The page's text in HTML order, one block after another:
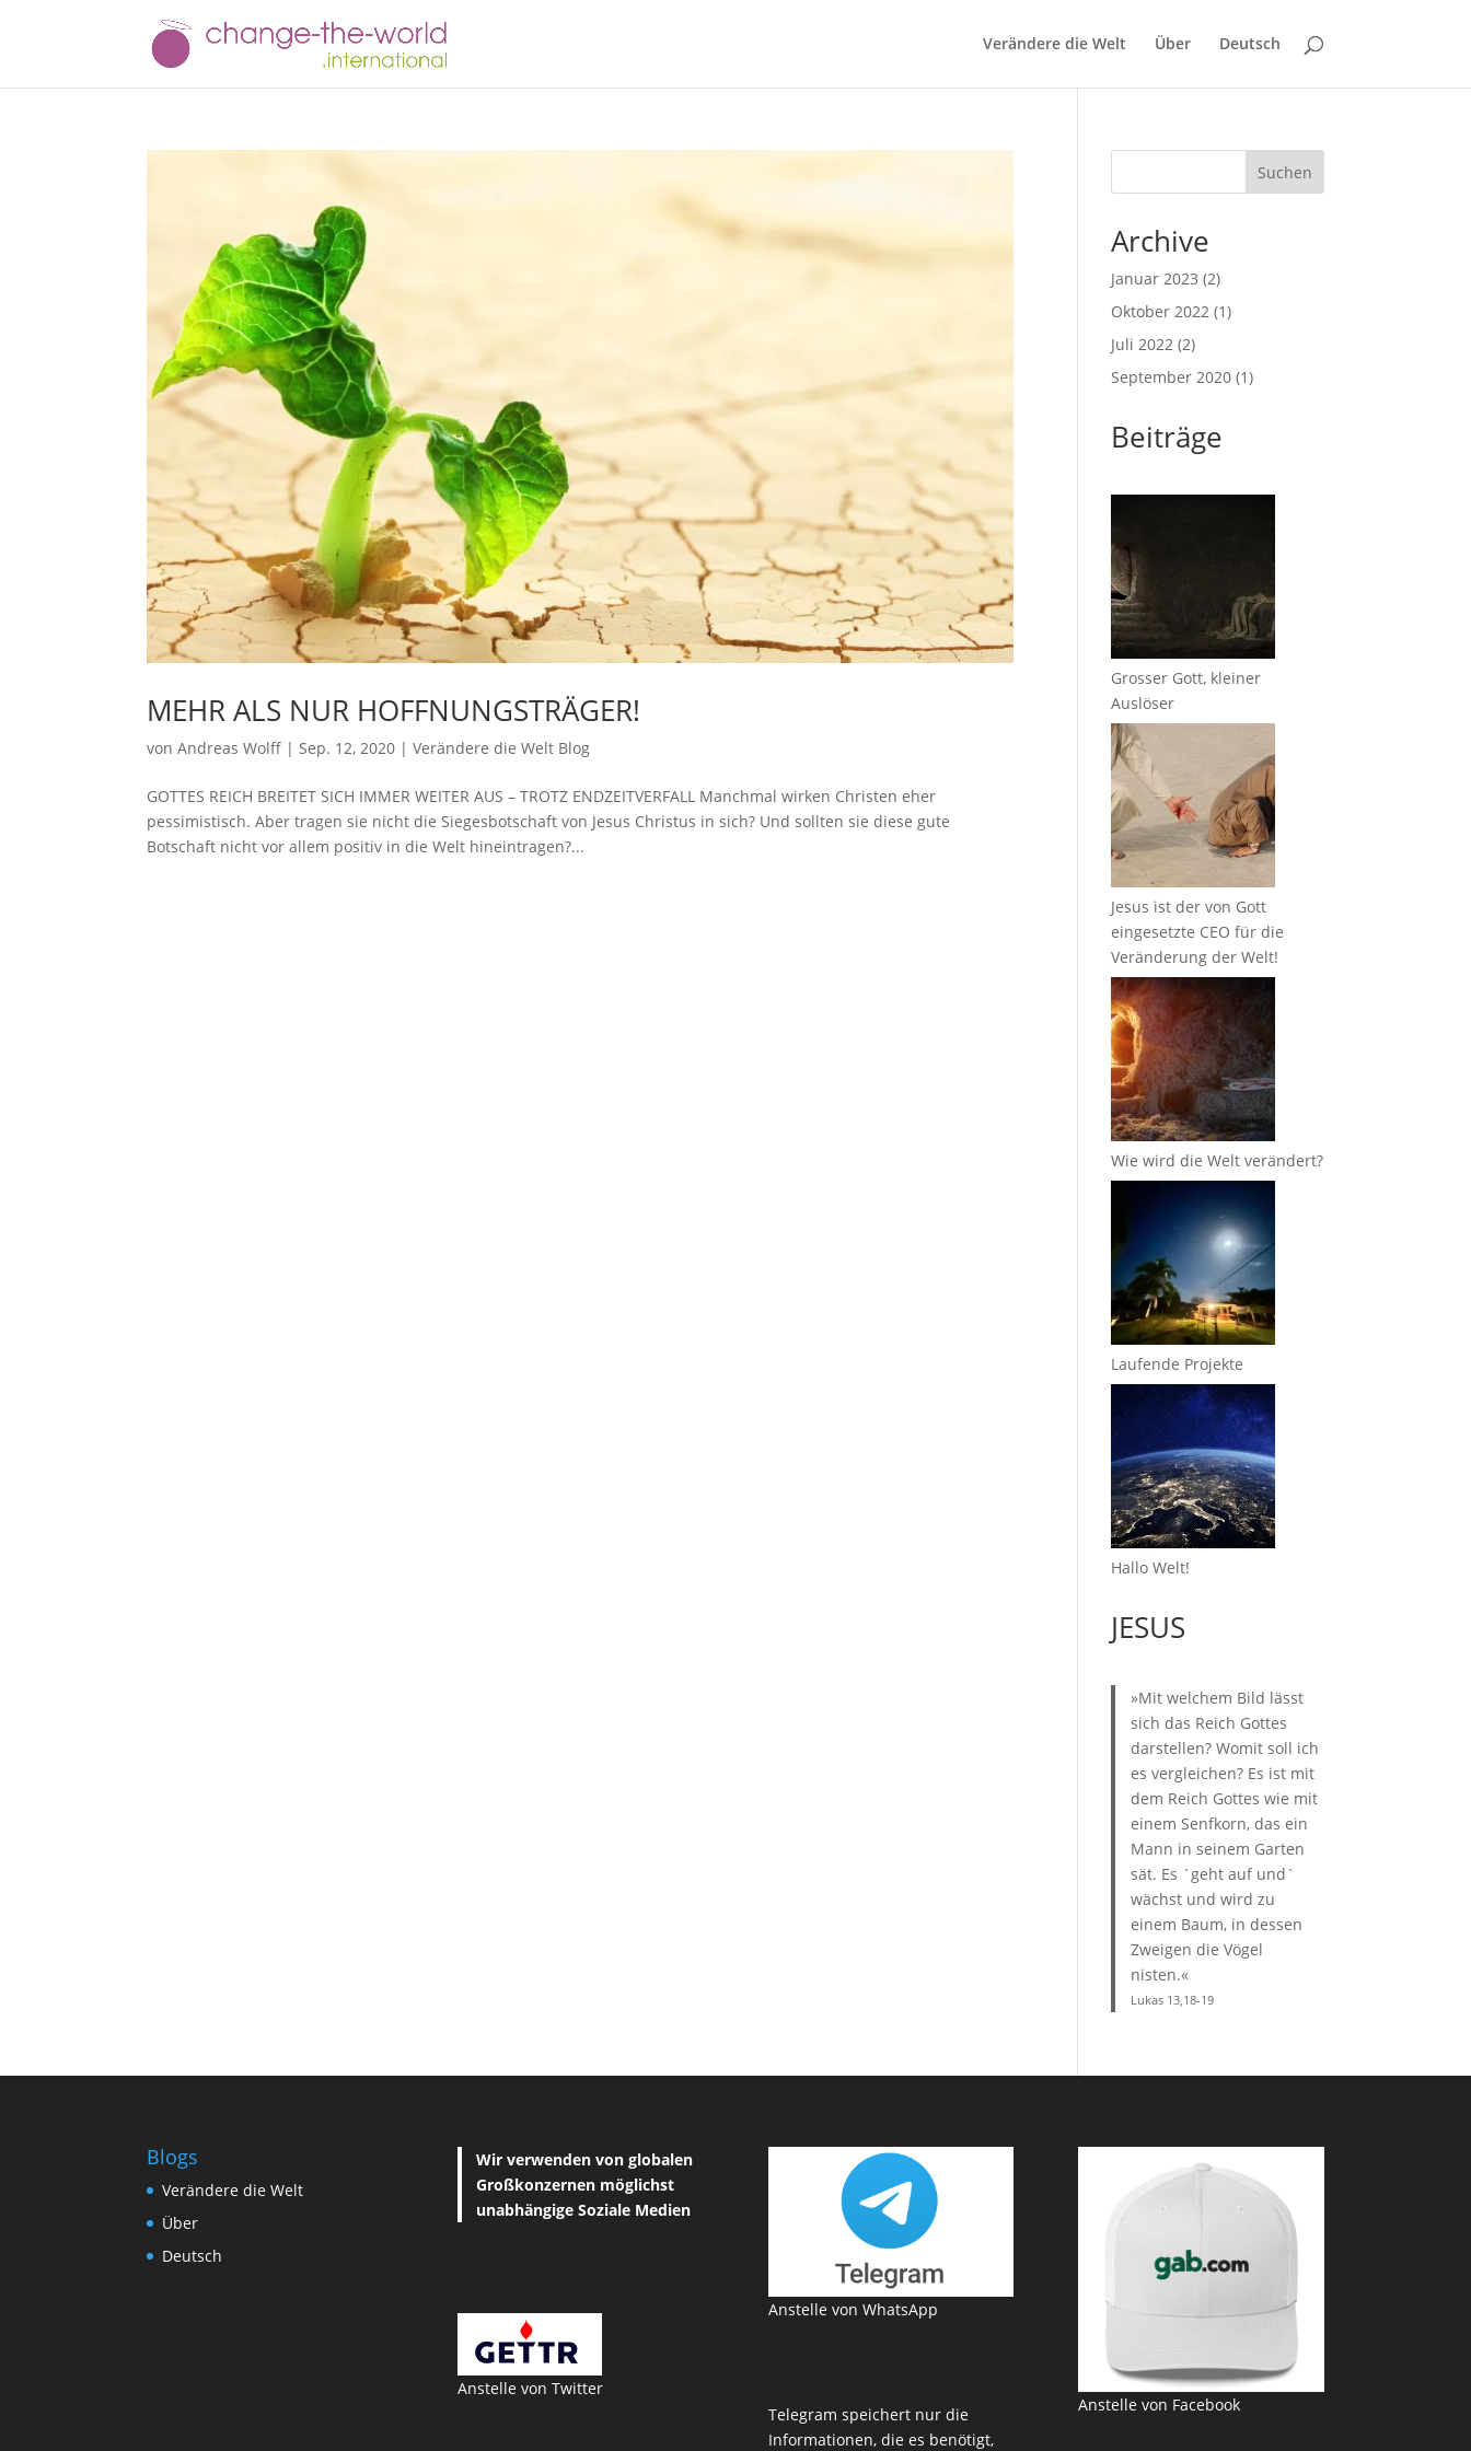
Verändere die Welt Über Deutsch
MEHR ALS NUR HOFFNUNGSTRÄGER!
vonAndreas Wolff |Sep. 12, 2020 |Verändere die Welt Blog
GOTTES REICH BREITET SICH IMMER WEITER AUS – TROTZ ENDZEITVERFALL Manchmal wirken Christen eher
pessimistisch. Aber tragen sie nicht die Siegesbotschaft von Jesus Christus in sich? Und sollten sie diese gute
Botschaft nicht vor allem positiv in die Welt hineintragen?...
Suchen
Archive
Januar 2023 (2)
Oktober 2022 (1)
Juli 2022 (2)
September 2020 (1)
Beiträge
Grosser Gott, kleiner
Auslöser
Jesus ist der von Gott
eingesetzte CEO für die
Veränderung der Welt!
Wie wird die Welt verändert?
Laufende Projekte
Hallo Welt!
JESUS
»Mit welchem Bild lässt
sich das Reich Gottes
darstellen? Womit soll ich
es vergleichen? Es ist mit
dem Reich Gottes wie mit
einem Senfkorn, das ein
Mann in seinem Garten
sät. Es ´geht auf und`
wächst und wird zu
einem Baum, in dessen
Zweigen die Vögel
nisten.«
Lukas 13,18-19
Blogs
Verändere die Welt
Über
Deutsch
Wir verwenden von globalen
Großkonzernen möglichst
unabhängige Soziale Medien
Anstelle von Twitter
Anstelle von WhatsApp
Telegram speichert nur die
Informationen, die es benötigt,
Anstelle von Facebook